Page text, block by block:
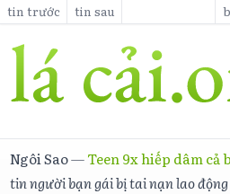
tin trước tin sau
Ngôi Sao—Teen 9x hiếp dâm cả
tin người bạn gái bị tai nạn lao